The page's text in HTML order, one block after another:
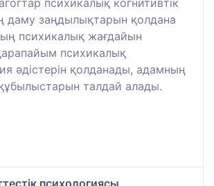
даму заңдылықтарын қолдана
психикалық жағдайын
психикалық
әдістерін қолданады, адамның
талдай алады.
психологиясы